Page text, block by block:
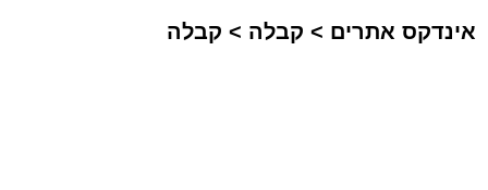
אינדקס אתרים > קבלה > קבלה